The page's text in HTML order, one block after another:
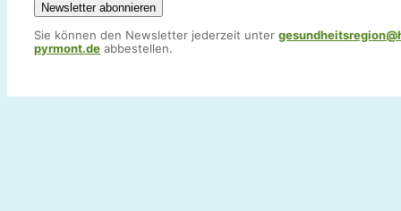
Sie können den Newsletter jederzeit unter
pyrmont.de abbestellen.